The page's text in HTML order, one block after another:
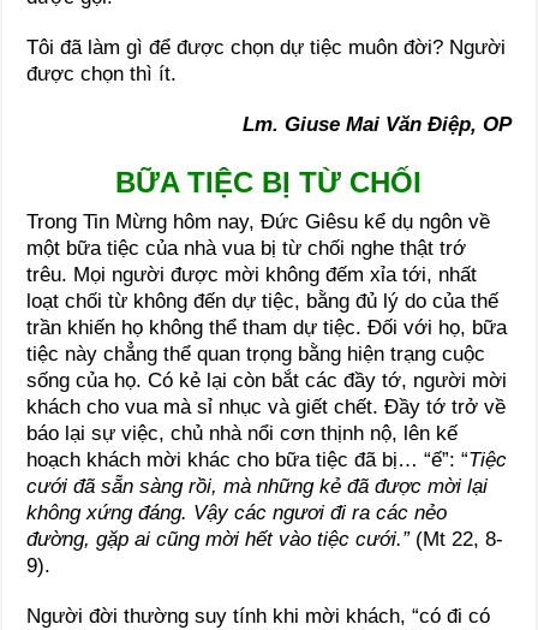
Tôi đã làm gì để được chọn dự tiệc muôn đời? Người
được chọn thì ít.
Lm. Giuse Mai Văn Điệp, OP
BỮA TIỆC BỊ TỪ CHỐI
Trong Tin Mừng hôm nay, Đức Giêsu kể dụ ngôn về
một bữa tiệc của nhà vua bị từ chối nghe thật trớ
trêu. Mọi người được mời không đếm xỉa tới, nhất
loạt chối từ không đến dự tiệc, bằng đủ lý do của thế
trần khiến họ không thể tham dự tiệc. Đối với họ, bữa
tiệc này chẳng thể quan trọng bằng hiện trạng cuộc
sống của họ. Có kẻ lại còn bắt các đầy tớ, người mời
khách cho vua mà sỉ nhục và giết chết. Đầy tớ trở về
báo lại sự việc, chủ nhà nổi cơn thịnh nộ, lên kế
hoạch khách mời khác cho bữa tiệc đã bị… “ế”: “Tiệc
cưới đã sẵn sàng rồi, mà những kẻ đã được mời lại
không xứng đáng. Vậy các ngươi đi ra các nẻo
đường, gặp ai cũng mời hết vào tiệc cưới.” (Mt 22, 8-
9).
Người đời thường suy tính khi mời khách, “có đi có